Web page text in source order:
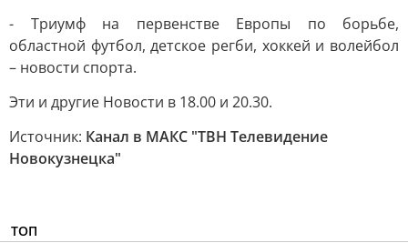
- Триумф на первенстве Европы по борьбе,
областной футбол, детское регби, хоккей и волейбол
– новости спорта.
Эти и другие Новости в 18.00 и 20.30.
Источник: Канал в МАКС "ТВН Телевидение
Новокузнецка"
ТОП